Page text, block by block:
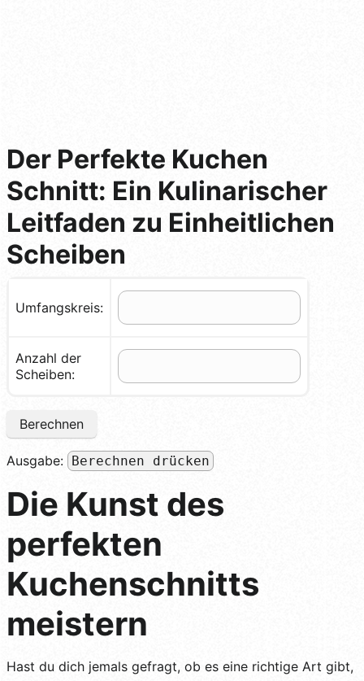
Der Perfekte Kuchen
Schnitt: Ein Kulinarischer
Leitfaden zu Einheitlichen
Scheiben
Umfangskreis:
Anzahl der
Scheiben:
Berechnen
Ausgabe: Berechnen drücken
Die Kunst des
perfekten
Kuchenschnitts
meistern
Hast du dich jemals gefragt, ob es eine richtige Art gibt,